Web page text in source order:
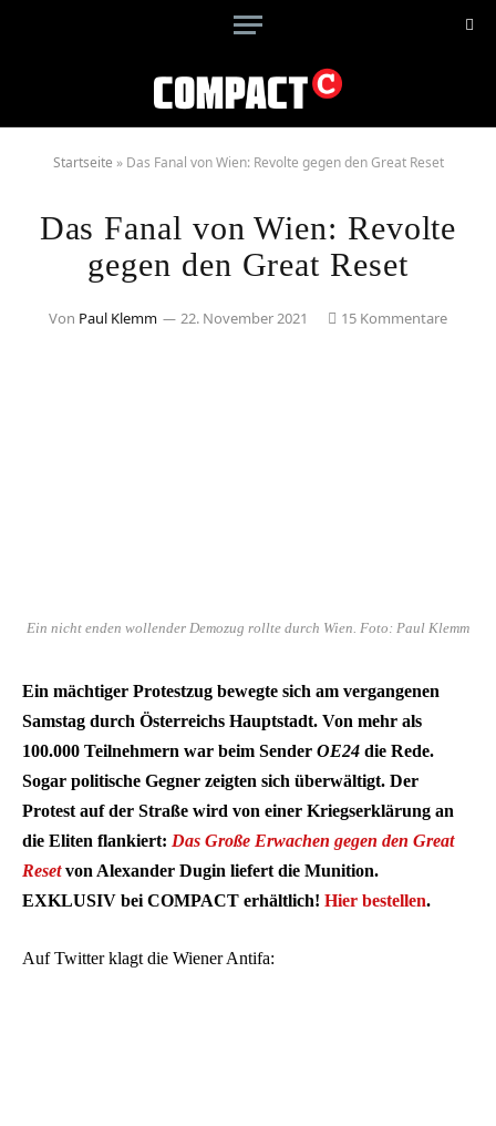
Startseite » Das Fanal von Wien: Revolte gegen den Great Reset
Das Fanal von Wien: Revolte
gegen den Great Reset
Von Paul Klemm 22. November 2021 15 Kommentare
Ein nicht enden wollender Demozug rollte durch Wien. Foto: Paul Klemm
Ein mächtiger Protestzug bewegte sich am vergangenen
Samstag durch Österreichs Hauptstadt. Von mehr als
100.000 Teilnehmern war beim Sender OE24 die Rede.
Sogar politische Gegner zeigten sich überwältigt. Der
Protest auf der Straße wird von einer Kriegserklärung an
die Eliten flankiert: Das Große Erwachen gegen den Great
Resetvon Alexander Dugin liefert die Munition.
EXKLUSIV bei COMPACT erhältlich! Hier bestellen.
Auf Twitter klagt die Wiener Antifa: